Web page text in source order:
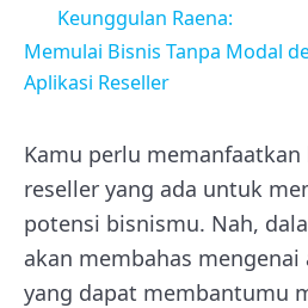
Keunggulan Raena:
Memulai Bisnis Tanpa Modal
Aplikasi Reseller
Kamu perlu
reseller yang ada untuk
potensi bisnismu. Nah,
akan membahas
yang dapat membantumu